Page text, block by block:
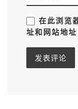
在此浏览
址和网站地址